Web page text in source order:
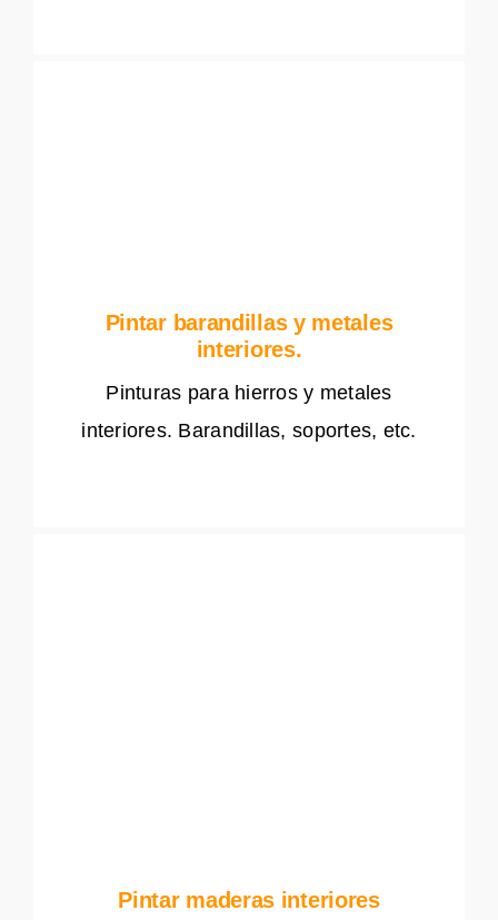
Pintar barandillas y metales
interiores.
Pinturas para hierros y metales
interiores. Barandillas, soportes, etc.
Pintar maderas interiores